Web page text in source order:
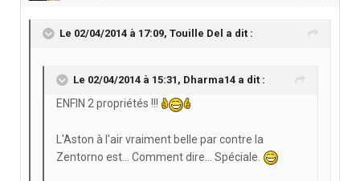
Le 02/04/2014 à 17:09, Touille Del a dit :
Le 02/04/2014 à 15:31, Dharma14 a dit :
ENFIN 2 propriétés !!!
L'Aston à l'air vraiment belle par contre la
Zentorno est... Comment dire... Spéciale.